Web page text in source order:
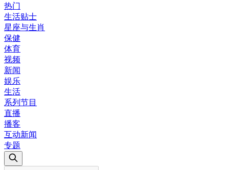
热门
生活贴士
星座与生肖
保健
体育
视频
新闻
娱乐
生活
系列节目
直播
播客
互动新闻
专题